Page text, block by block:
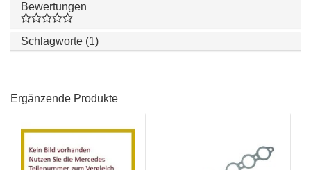
Bewertungen
Schlagworte (1)
Ergänzende Produkte